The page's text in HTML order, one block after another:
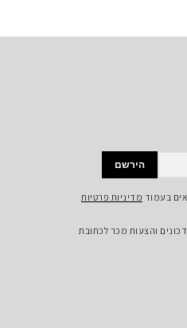
הירשם
בעמוד מדיניות פרטיות
והצעות מכר לכתובת